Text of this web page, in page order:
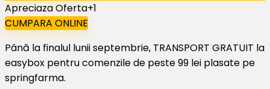
Apreciaza Oferta+1
CUMPARA ONLINE
Până la finalul lunii septembrie, TRANSPORT GRATUIT la
easybox pentru comenzile de peste 99 lei plasate pe
springfarma.